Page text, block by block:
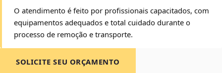
O atendimento é feito por profissionais capacitados, com
equipamentos adequados e total cuidado durante o
processo de remoção e transporte.
SOLICITE SEU ORÇAMENTO